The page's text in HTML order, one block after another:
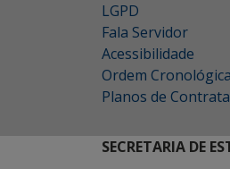
LGPD
Fala Servidor
Acessibilidade
Ordem
Planos de
SECRETARIA DE